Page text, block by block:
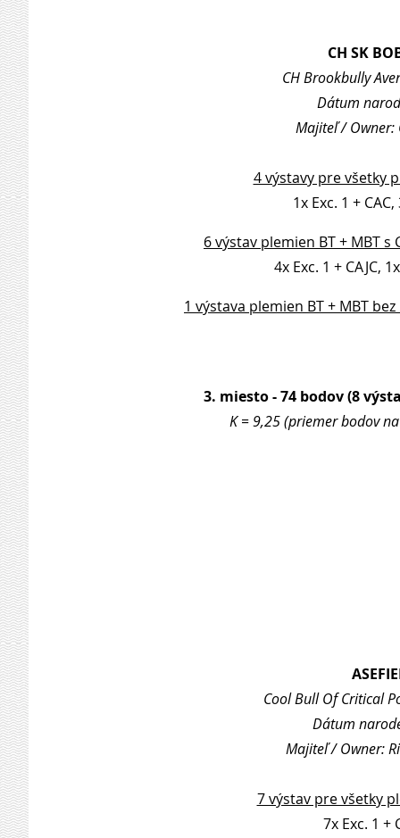
CH SK
CH Brookbully
Dátum
Majiteľ /
4 výstavy pre všetky
1x Exc. 1 +
6 výstav plemien BT + MBT s
4x Exc. 1 + CAJC,
1 výstava plemien BT + MBT
3. miesto - 74 bodov (8
K = 9,25 (priemer bodov
Cool Bull Of Critical
Dátum
Majiteľ / Owner:
7 výstav pre všetky
7x Exc. 1 +